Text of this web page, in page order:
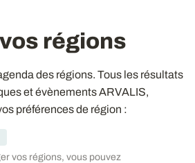
régions
des régions. Tous les résultats
et évènements ARVALIS,
préférences de région :
vos régions, vous pouvez